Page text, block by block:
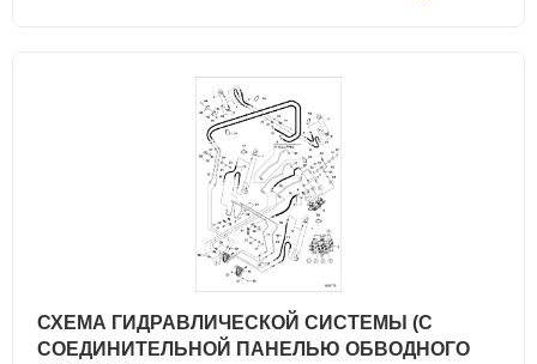
СХЕМА ГИДРАВЛИЧЕСКОЙ СИСТЕМЫ (С
СОЕДИНИТЕЛЬНОЙ ПАНЕЛЬЮ ОБВОДНОГО